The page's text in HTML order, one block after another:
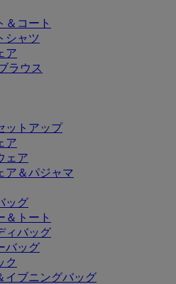
＆コート
シャツ
ア
ラウス
ットアップ
ア
ェア
ア＆パジャマ
ッグ
＆トート
ィバッグ
バッグ
ク
イブニングバッグ